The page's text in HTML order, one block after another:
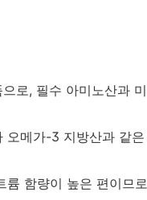
로, 필수 아미노산과
오메가-3 지방산과 같
륨 함량이 높은 편이므